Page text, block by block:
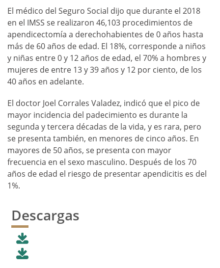
El médico del Seguro Social dijo que durante el 2018
en el IMSS se realizaron 46,103 procedimientos de
apendicectomía a derechohabientes de 0 años hasta
más de 60 años de edad. El 18%, corresponde a niños
y niñas entre 0 y 12 años de edad, el 70% a hombres y
mujeres de entre 13 y 39 años y 12 por ciento, de los
40 años en adelante.
El doctor Joel Corrales Valadez, indicó que el pico de
mayor incidencia del padecimiento es durante la
segunda y tercera décadas de la vida, y es rara, pero
se presenta también, en menores de cinco años. En
mayores de 50 años, se presenta con mayor
frecuencia en el sexo masculino. Después de los 70
años de edad el riesgo de presentar apendicitis es del
1%.
Descargas